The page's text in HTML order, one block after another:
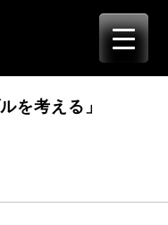
を考える」